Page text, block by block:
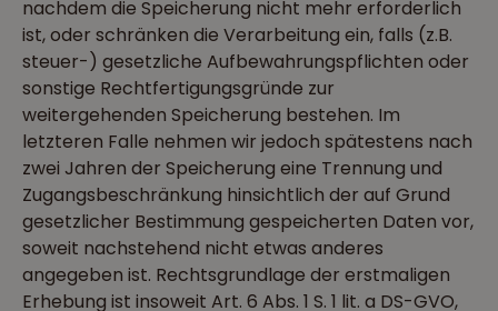
nachdem die Speicherung nicht mehr erforderlich
ist, oder schränken die Verarbeitung ein, falls (z.B.
steuer-) gesetzliche Aufbewahrungspflichten oder
sonstige Rechtfertigungsgründe zur
weitergehenden Speicherung bestehen. Im
letzteren Falle nehmen wir jedoch spätestens nach
zwei Jahren der Speicherung eine Trennung und
Zugangsbeschränkung hinsichtlich der auf Grund
gesetzlicher Bestimmung gespeicherten Daten vor,
soweit nachstehend nicht etwas anderes
angegeben ist. Rechtsgrundlage der erstmaligen
Erhebung ist insoweit Art. 6 Abs. 1 S. 1 lit. a DS-GVO,